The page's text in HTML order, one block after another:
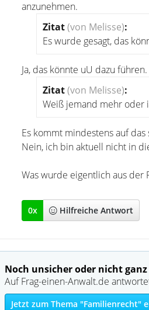
anzunehmen.
Zitat(von Melisse):
Es wurde gesagt, das
Ja, das könnte uU dazu
Zitat(von Melisse):
Weiß jemand mehr oder
Es kommt mindestens auf
Nein, ich bin aktuell nicht in
Was wurde eigentlich aus der
0x Hilfreiche Antwort
Noch unsicher oder nicht
Auf Frag-einen-Anwalt.de
Jetzt zum Thema "Familienrecht"